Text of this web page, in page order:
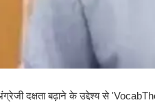
दक्षता बढ़ाने के उद्देश्य से